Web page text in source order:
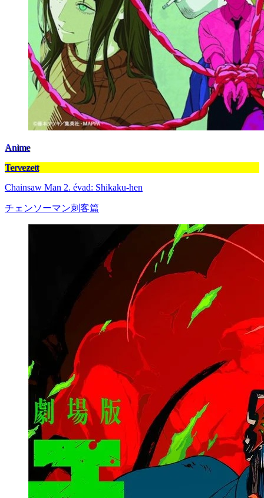
Anime
Tervezett
Chainsaw Man 2. évad: Shikaku-hen
チェンソーマン刺客篇